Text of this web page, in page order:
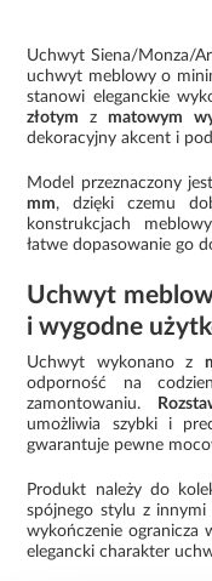
Uchwyt Siena/Monza/
uchwyt meblowy o
stanowi eleganckie
złotym zmatowym
dekoracyjny akcent i
Model przeznaczony
mm, dzięki czemu
konstrukcjach
łatwe dopasowanie go
Uchwyt
i wygodne
Uchwyt wykonano z
odporność na
zamontowaniu.
umożliwia szybki i
gwarantuje pewne
Produkt należy do
spójnego stylu z innymi
wykończenie ogranicza
elegancki charakter